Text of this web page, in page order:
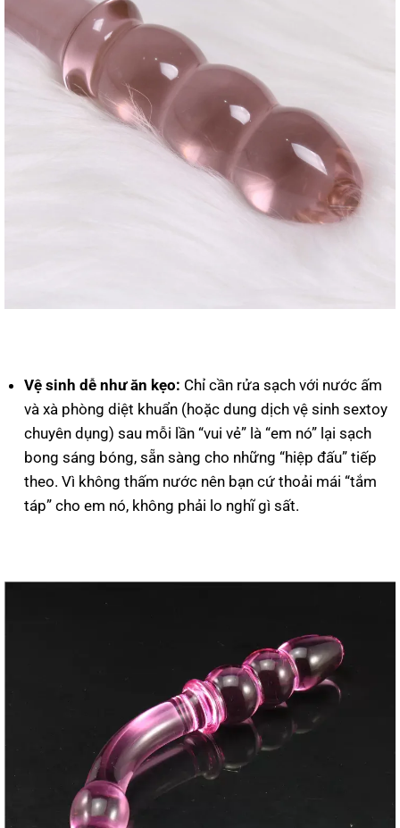
Vệ sinh dễ như ăn kẹo: Chỉ cần rửa sạch với nước ấm
và xà phòng diệt khuẩn (hoặc dung dịch vệ sinh sextoy
chuyên dụng) sau mỗi lần “vui vẻ” là “em nó” lại sạch
bong sáng bóng, sẵn sàng cho những “hiệp đấu” tiếp
theo. Vì không thấm nước nên bạn cứ thoải mái “tắm
táp” cho em nó, không phải lo nghĩ gì sất.